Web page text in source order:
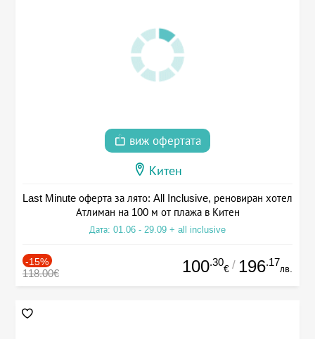
виж офертата
Китен
Last Minute оферта за лято: All Inclusive, реновиран хотел
Атлиман на 100 м от плажа в Китен
Дата: 01.06 - 29.09 + all inclusive
-15%
118.00€ 100.30
€ / 196.17
лв.